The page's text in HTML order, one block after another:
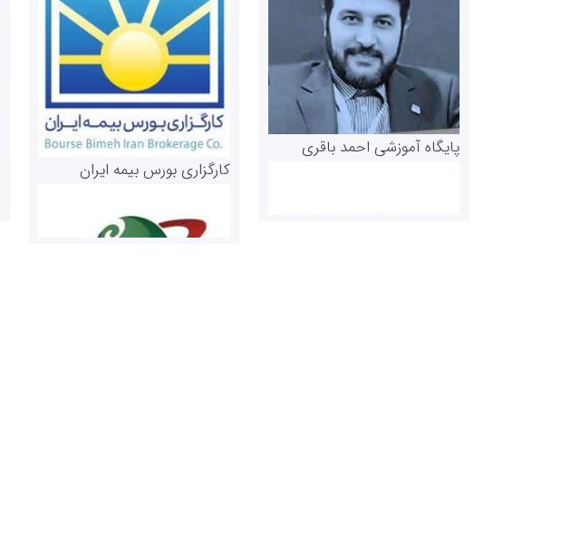
پایگاه آموزشی احمد باقری
کارگزاری بورس بیمه ایران